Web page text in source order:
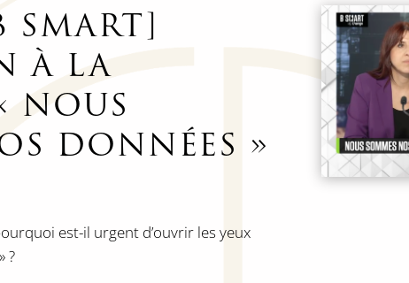
SMART]
À LA
NOUS
DONNÉES »
est-il urgent d’ouvrir les yeux
?